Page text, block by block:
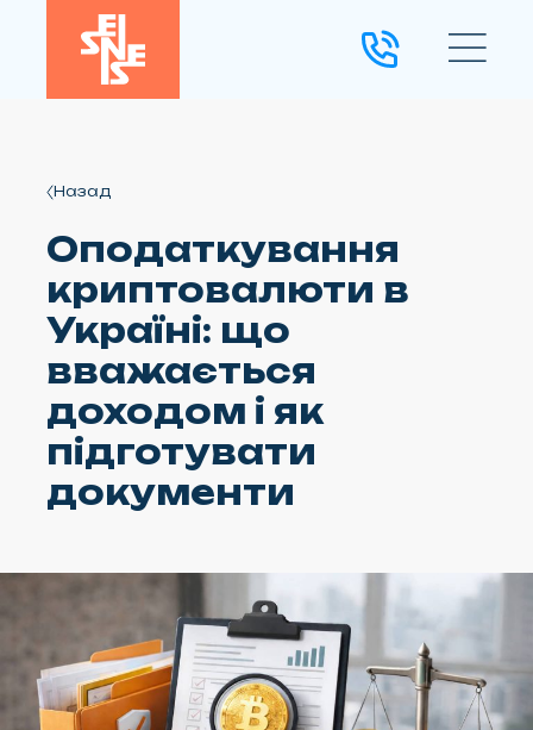
Назад
Оподаткування
криптовалюти в
Україні: що
вважається
доходом і як
підготувати
документи